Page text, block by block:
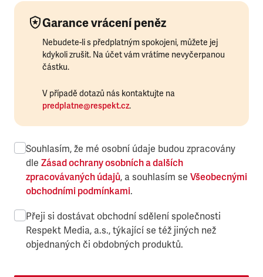
Garance vrácení peněz
Nebudete-li s předplatným spokojeni, můžete jej
kdykoli zrušit. Na účet vám vrátíme nevyčerpanou
částku.
V případě dotazů nás kontaktujte na
predplatne@respekt.cz.
Souhlasím, že mé osobní údaje budou zpracovány
dle Zásad ochrany osobních a dalších
zpracovávaných údajů, a souhlasím se Všeobecnými
obchodními podmínkami.
Přeji si dostávat obchodní sdělení společnosti
Respekt Media, a.s., týkající se též jiných než
objednaných či obdobných produktů.